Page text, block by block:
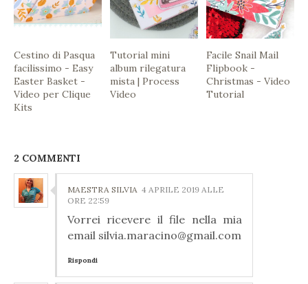
Cestino di Pasqua
facilissimo - Easy
Easter Basket -
Video per Clique
Kits
Tutorial mini
album rilegatura
mista | Process
Video
Facile Snail Mail
Flipbook -
Christmas - Video
Tutorial
2 COMMENTI
MAESTRA SILVIA 4 APRILE 2019 ALLE
ORE 22:59
Vorrei ricevere il file nella mia
email silvia.maracino@gmail.com
Rispondi